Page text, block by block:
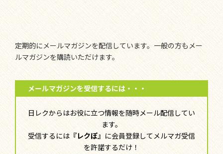
定期的にメールマガジンを配信しています。一般の方もメー
ルマガジンを購読いただけます。
メールマガジンを受信するには・・・
日レクからはお役に立つ情報を随時メール配信してい
ます。
受信するには 『レクぽ』 に会員登録してメルマガ受信
を許諾するだけ！